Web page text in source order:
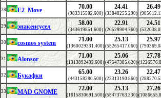
28 E2_Move 70.00
(983315502.600)
24.41
(33848255.290)
26.49
29 энакенсусел 58.00
(343619851.600)
22.91
(20529904.760)
24.51
30 cosmos system 71.00
(1360029331.400)
25.13
(55265417.060)
25.97
31 Alonsor 71.00
(1313892432.600)
25.06
(47547385.620)
27.78
32 Букафки 65.00
(443158280.500)
23.26
(23313190.860)
22.47
33 MAD GNOME 72.00
(1615830691.500)
25.13
(55473763.330)
27.26